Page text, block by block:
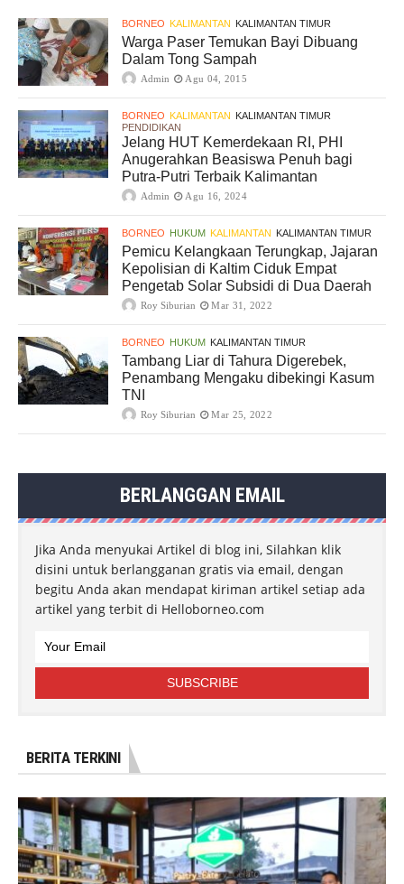
BORNEO KALIMANTAN KALIMANTAN TIMUR
Warga Paser Temukan Bayi Dibuang
Dalam Tong Sampah
Admin Agu 04, 2015
BORNEO KALIMANTAN KALIMANTAN TIMUR
PENDIDIKAN
Jelang HUT Kemerdekaan RI, PHI
Anugerahkan Beasiswa Penuh bagi
Putra-Putri Terbaik Kalimantan
Admin Agu 16, 2024
BORNEO HUKUM KALIMANTAN KALIMANTAN TIMUR
Pemicu Kelangkaan Terungkap, Jajaran
Kepolisian di Kaltim Ciduk Empat
Pengetab Solar Subsidi di Dua Daerah
Roy Siburian Mar 31, 2022
BORNEO HUKUM KALIMANTAN TIMUR
Tambang Liar di Tahura Digerebek,
Penambang Mengaku dibekingi Kasum
TNI
Roy Siburian Mar 25, 2022
BERLANGGAN EMAIL
Jika Anda menyukai Artikel di blog ini, Silahkan klik
disini untuk berlangganan gratis via email, dengan
begitu Anda akan mendapat kiriman artikel setiap ada
artikel yang terbit di Helloborneo.com
BERITA TERKINI